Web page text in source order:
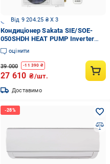
Від 9 204.25 ₴ X 3
Кондиціонер Sakata SIE/SOE-
050SHDH HEAT PUMP Inverter
(до -25°C) Wi-fi Ready
оцінити
39 000 -11 390 ₴
27 610 ₴/шт.
Доставимо